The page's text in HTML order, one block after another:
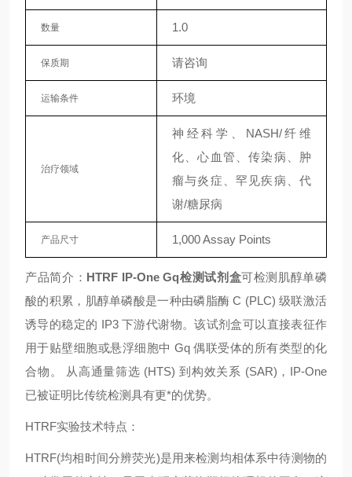
数量 1.0
保质期 请咨询
运输条件 环境
治疗领域
神经科学、NASH/纤维
化、心血管、传染病、肿
瘤与炎症、罕见疾病、代
谢/糖尿病
产品尺寸 1,000 Assay Points
产品简介： HTRF IP-One Gq检测试剂盒可检测肌醇单磷
酸的积累，肌醇单磷酸是一种由磷脂酶 C (PLC) 级联激活
诱导的稳定的 IP3 下游代谢物。该试剂盒可以直接表征作
用于贴壁细胞或悬浮细胞中 Gq 偶联受体的所有类型的化
合物。 从高通量筛选 (HTS) 到构效关系 (SAR)，IP-One
已被证明比传统检测具有更*的优势。
HTRF实验技术特点：
HTRF(均相时间分辨荧光)是用来检测均相体系中待测物的